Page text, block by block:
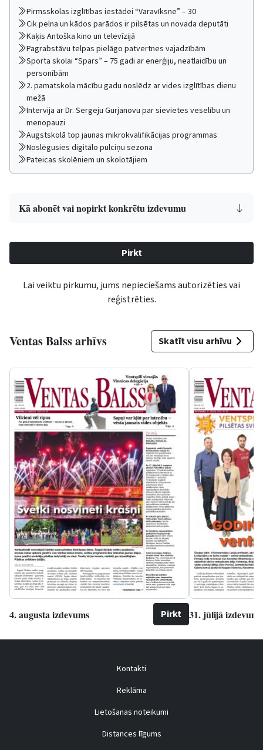
Pirmsskolas izglītības iestādei “Varavīksne” – 30
Cik pelna un kādos parādos ir pilsētas un novada deputāti
Kaķis Antoška kino un televīzijā
Pagrabstāvu telpas pielāgo patvertnes vajadzībām
Sporta skolai “Spars” – 75 gadi ar enerģiju, neatlaidību un
personībām
2. pamatskola mācību gadu noslēdz ar vides izglītības dienu
mežā
Intervija ar Dr. Sergeju Gurjanovu par sievietes veselību un
menopauzi
Augstskolā top jaunas mikrokvalifikācijas programmas
Noslēgusies digitālo pulciņu sezona
Pateicas skolēniem un skolotājiem
Kā abonēt vai nopirkt konkrētu izdevumu
Lai veiktu pirkumu, jums nepieciešams autorizēties vai
reģistrēties.
Ventas Balss arhīvs Skatīt visu arhīvu
4. augusta izdevums Pirkt 31. jūlijā izdevums
Kontakti
Reklāma
Lietošanas noteikumi
Distances līgums